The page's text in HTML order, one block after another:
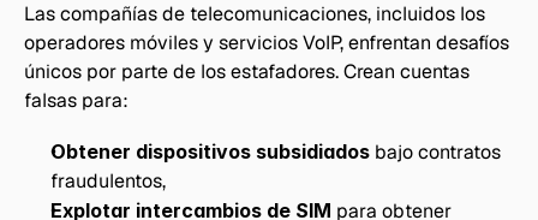
Las compañías de telecomunicaciones, incluidos los
operadores móviles y servicios VoIP, enfrentan desafíos
únicos por parte de los estafadores. Crean cuentas
falsas para:
Obtener dispositivos subsidiados bajo contratos
fraudulentos,
Explotar intercambios de SIM para obtener